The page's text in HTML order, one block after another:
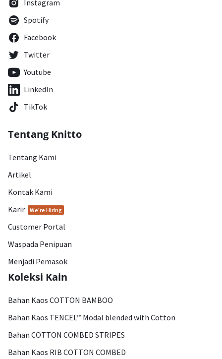
Instagram
Spotify
Facebook
Twitter
Youtube
LinkedIn
TikTok
Tentang Knitto
Tentang Kami
Artikel
Kontak Kami
Karir
We're Hiring
Customer Portal
Waspada Penipuan
Menjadi Pemasok
Koleksi Kain
Bahan Kaos COTTON BAMBOO
Bahan Kaos TENCEL™ Modal blended with Cotton
Bahan COTTON COMBED STRIPES
Bahan Kaos RIB COTTON COMBED